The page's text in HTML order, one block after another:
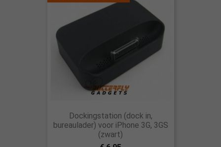
Dockingstation (dock in,
bureaulader) voor iPhone 3G, 3GS
(zwart)